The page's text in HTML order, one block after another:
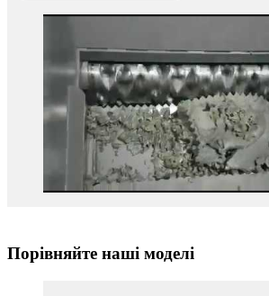
Порівняйте наші моделі